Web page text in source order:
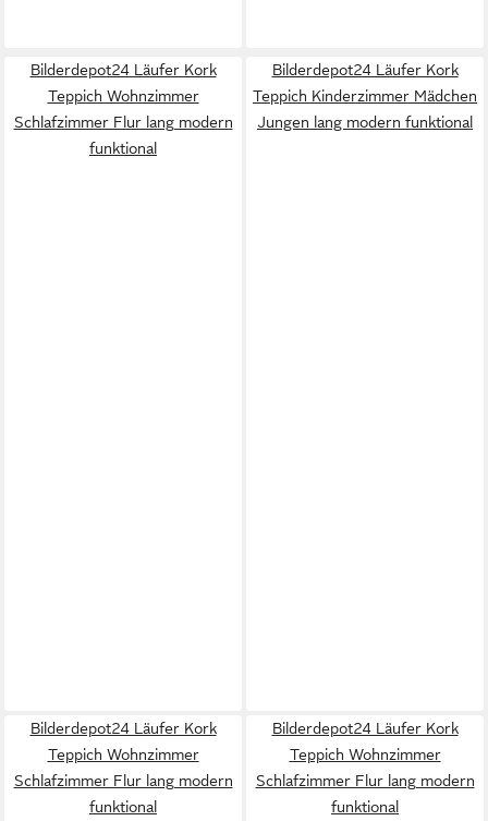
Bilderdepot24 Läufer Kork
Teppich Wohnzimmer
Schlafzimmer Flur lang modern
funktional
Bilderdepot24 Läufer Kork
Teppich Kinderzimmer Mädchen
Jungen lang modern funktional
Bilderdepot24 Läufer Kork
Teppich Wohnzimmer
Schlafzimmer Flur lang modern
funktional
Bilderdepot24 Läufer Kork
Teppich Wohnzimmer
Schlafzimmer Flur lang modern
funktional